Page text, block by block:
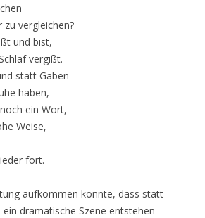
vergleichen?
und bist,
vergißt.
statt Gaben
haben,
ein Wort,
Weise,
fort.
aufkommen könnte, dass statt
ein dramatische Szene entstehen